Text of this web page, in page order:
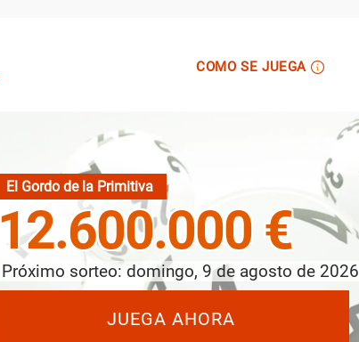
COMO SE JUEGA
El Gordo de la Primitiva
12.600.000 €
Próximo sorteo: domingo, 9 de agosto de 2026
JUEGA AHORA